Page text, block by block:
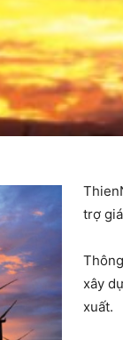
trợ
xây
xuất.